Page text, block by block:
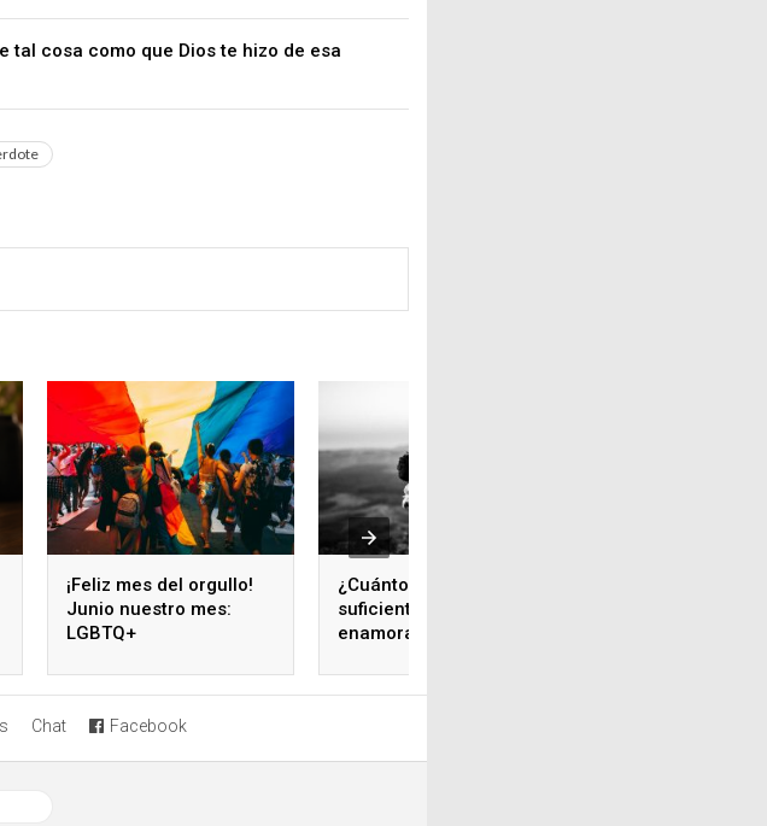
tal cosa como que Dios te hizo de esa
¡Feliz mes del orgullo!
Junio nuestro mes:
LGBTQ+
¿Cuánto amor es
suficiente? Guía para
enamorarse
Chat Facebook